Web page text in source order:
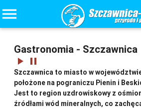
menu
Gastronomia - Szczawnica
play_arrow pause
Szczawnica to miasto w
położone na pograniczu Pienin i
Jest to region uzdrowiskowy z
źródłami wód mineralnych, co